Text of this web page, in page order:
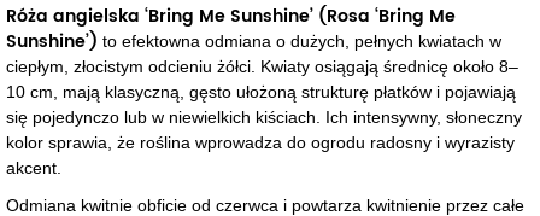
Róża angielska ‘Bring Me Sunshine’ (Rosa ‘Bring Me
Sunshine’) to efektowna odmiana o dużych, pełnych kwiatach w
ciepłym, złocistym odcieniu żółci. Kwiaty osiągają średnicę około 8–
10 cm, mają klasyczną, gęsto ułożoną strukturę płatków i pojawiają
się pojedynczo lub w niewielkich kiściach. Ich intensywny, słoneczny
kolor sprawia, że roślina wprowadza do ogrodu radosny i wyrazisty
akcent.
Odmiana kwitnie obficie od czerwca i powtarza kwitnienie przez całe